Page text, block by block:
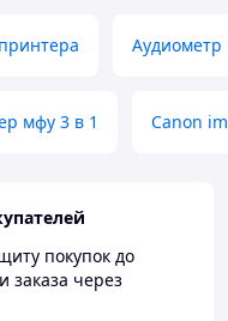
Аудиометр
мфу 3 в 1 Canon
покупок до
заказа через